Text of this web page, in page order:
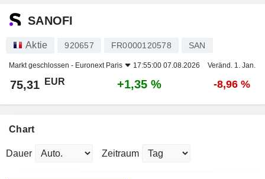
SANOFI
Aktie 920657 FR0000120578 SAN
Markt geschlossen - Euronext Paris 17:55:00 07.08.2026 Veränd. 1. Jan.
75,31 EUR +1,35 % -8,96 %
Chart
Dauer Zeitraum